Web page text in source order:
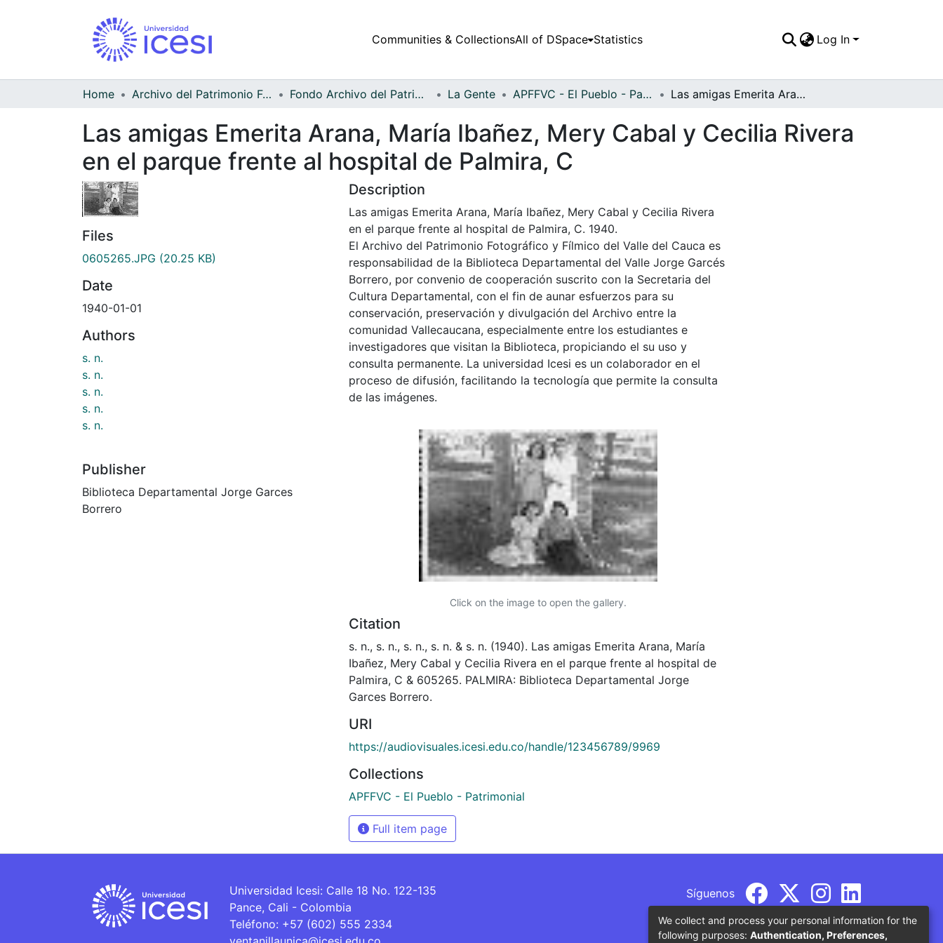
Communities & CollectionsAll of DSpace Statistics Log In
Home Archivo del Patrimonio Fotográfico y Fílmico del Valle del Cauca Fondo Archivo del Patrimonio Fotográfico y Fílmico del Valle del Cauca La Gente APFFVC - El Pueblo - Patrimonial Las amigas Emerita Arana, María Ibañez, Mery Cabal y Cecilia Rivera en el parque frente al hospital de Palmira, C
Las amigas Emerita Arana, María Ibañez, Mery Cabal y Cecilia Rivera
en el parque frente al hospital de Palmira, C
Files
0605265.JPG (20.25 KB)
Date
1940-01-01
Authors
s. n.
s. n.
s. n.
s. n.
s. n.
Publisher
Biblioteca Departamental Jorge Garces
Borrero
Description
Las amigas Emerita Arana, María Ibañez, Mery Cabal y Cecilia Rivera
en el parque frente al hospital de Palmira, C. 1940.
El Archivo del Patrimonio Fotográfico y Fílmico del Valle del Cauca es
responsabilidad de la Biblioteca Departamental del Valle Jorge Garcés
Borrero, por convenio de cooperación suscrito con la Secretaria del
Cultura Departamental, con el fin de aunar esfuerzos para su
conservación, preservación y divulgación del Archivo entre la
comunidad Vallecaucana, especialmente entre los estudiantes e
investigadores que visitan la Biblioteca, propiciando el su uso y
consulta permanente. La universidad Icesi es un colaborador en el
proceso de difusión, facilitando la tecnología que permite la consulta
de las imágenes.
Click on the image to open the gallery.
Citation
s. n., s. n., s. n., s. n. & s. n. (1940). Las amigas Emerita Arana, María
Ibañez, Mery Cabal y Cecilia Rivera en el parque frente al hospital de
Palmira, C & 605265. PALMIRA: Biblioteca Departamental Jorge
Garces Borrero.
URI
https://audiovisuales.icesi.edu.co/handle/123456789/9969
Collections
APFFVC - El Pueblo - Patrimonial
Full item page
Universidad Icesi: Calle 18 No. 122-135
Pance, Cali - Colombia
Teléfono: +57 (602) 555 2334
Síguenos
We collect and process your personal information for the
following purposes: Authentication, Preferences,